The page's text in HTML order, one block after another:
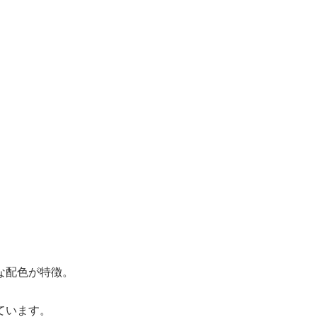
色が特徴。
ます。